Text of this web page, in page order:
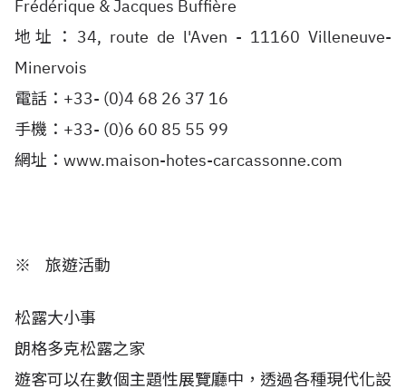
Frédérique & Jacques Buffière
地址：34, route de l'Aven - 11160 Villeneuve-
Minervois
電話：+33- (0)4 68 26 37 16
手機：+33- (0)6 60 85 55 99
網址：www.maison-hotes-carcassonne.com
※ 旅遊活動
松露大小事
朗格多克松露之家
遊客可以在數個主題性展覽廳中，透過各種現代化設